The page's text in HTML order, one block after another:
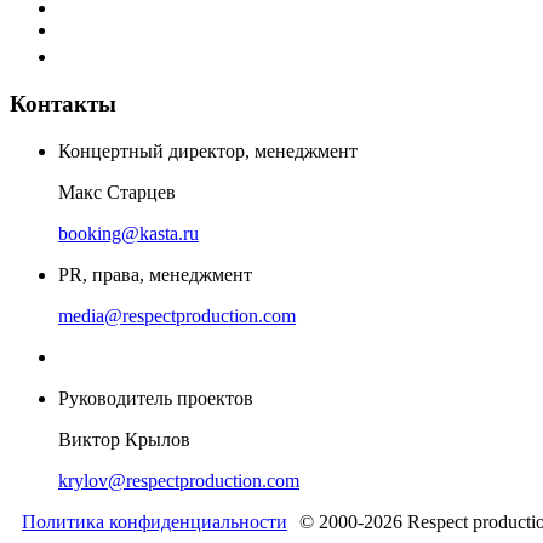
Контакты
Концертный директор, менеджмент
Макс Старцев
booking@kasta.ru
PR, права, менеджмент
media@respectproduction.com
Руководитель проектов
Виктор Крылов
krylov@respectproduction.com
Политика конфиденциальности
© 2000-2026 Respect